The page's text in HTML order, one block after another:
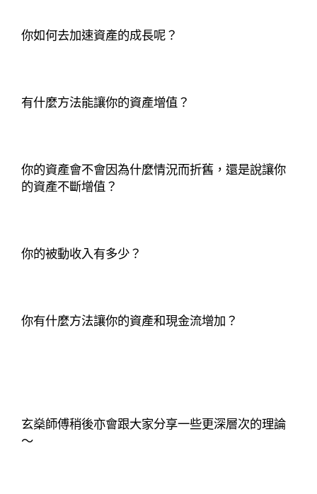
你如何去加速資產的成長呢？
有什麼方法能讓你的資產增值？
你的資產會不會因為什麼情況而折舊，還是說讓你
的資產不斷增值？
你的被動收入有多少？
你有什麼方法讓你的資產和現金流增加？
玄燊師傅稍後亦會跟大家分享一些更深層次的理論
～